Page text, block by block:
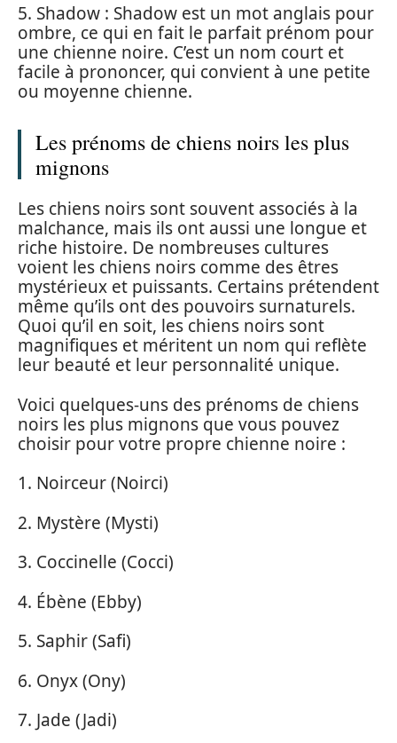
5. Shadow : Shadow est un mot anglais pour
ombre, ce qui en fait le parfait prénom pour
une chienne noire. C’est un nom court et
facile à prononcer, qui convient à une petite
ou moyenne chienne.
Les prénoms de chiens noirs les plus
mignons
Les chiens noirs sont souvent associés à la
malchance, mais ils ont aussi une longue et
riche histoire. De nombreuses cultures
voient les chiens noirs comme des êtres
mystérieux et puissants. Certains prétendent
même qu’ils ont des pouvoirs surnaturels.
Quoi qu’il en soit, les chiens noirs sont
magnifiques et méritent un nom qui reflète
leur beauté et leur personnalité unique.
Voici quelques-uns des prénoms de chiens
noirs les plus mignons que vous pouvez
choisir pour votre propre chienne noire :
1. Noirceur (Noirci)
2. Mystère (Mysti)
3. Coccinelle (Cocci)
4. Ébène (Ebby)
5. Saphir (Safi)
6. Onyx (Ony)
7. Jade (Jadi)